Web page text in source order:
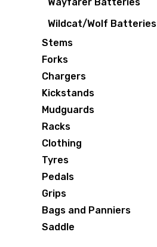
Wildcat/Wolf Batteries
Stems
Forks
Chargers
Kickstands
Mudguards
Racks
Clothing
Tyres
Pedals
Grips
Bags and Panniers
Saddle